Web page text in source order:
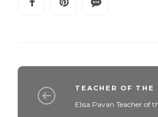
TEACHER OF THE
Elisa Pavan Teacher of